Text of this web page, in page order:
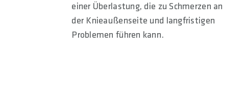
einer Überlastung, die zu Schmerzen an
der Knieaußenseite und langfristigen
Problemen führen kann.